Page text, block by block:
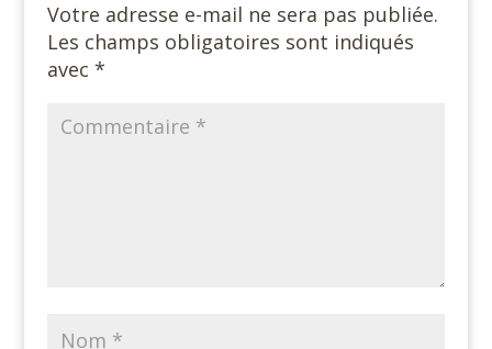
Votre adresse e-mail ne sera pas publiée.
Les champs obligatoires sont indiqués
avec *